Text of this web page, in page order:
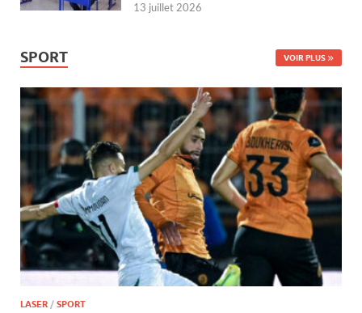
13 juillet 2026
SPORT VOIR PLUS
LASER / SPORT